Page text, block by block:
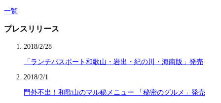
一覧
プレスリリース
2018/2/28
「ランチパスポート和歌山・岩出・紀の川・海南版」発売
2018/2/1
門外不出！和歌山のマル秘メニュー 「秘密のグルメ」発売